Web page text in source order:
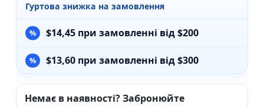
Гуртова знижка на замовлення
$14,45 при замовленні від $200
$13,60 при замовленні від $300
Немає в наявності? Забронюйте